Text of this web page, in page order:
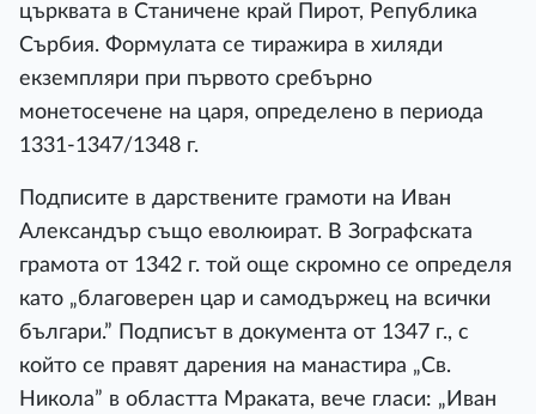
църквата в Станичене край Пирот, Република
Сърбия. Формулата се тиражира в хиляди
екземпляри при първото сребърно
монетосечене на царя, определено в периода
1331-1347/1348 г.
Подписите в дарствените грамоти на Иван
Александър също еволюират. В Зографската
грамота от 1342 г. той още скромно се определя
като „благоверен цар и самодържец на всички
българи.” Подписът в документа от 1347 г., с
който се правят дарения на манастира „Св.
Никола” в областта Мраката, вече гласи: „Иван